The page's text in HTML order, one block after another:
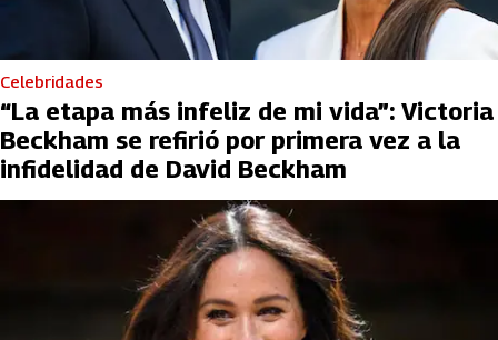
Celebridades
“La etapa más infeliz de mi vida”: Victoria
Beckham se refirió por primera vez a la
infidelidad de David Beckham